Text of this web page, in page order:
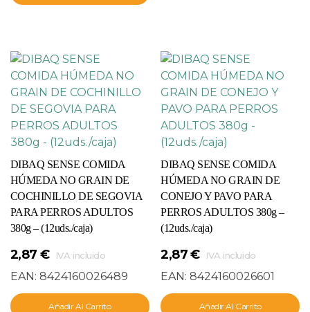
DIBAQ SENSE COMIDA
HÚMEDA NO GRAIN DE
COCHINILLO DE SEGOVIA
PARA PERROS ADULTOS
380g – (12uds./caja)
2,87 € IVA incluido
EAN: 8424160026489
Añadir Al Carrito
DIBAQ SENSE COMIDA
HÚMEDA NO GRAIN DE
CONEJO Y PAVO PARA
PERROS ADULTOS 380g –
(12uds./caja)
2,87€ IVA incluido
EAN:8424160026601
Añadir Al Carrito